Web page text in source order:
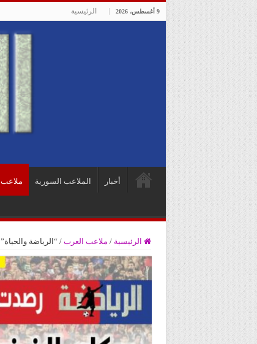
9 أغسطس، 2026 الرئيسية
أخبار الملاعب السورية
الرئيسية / ملاعب العرب / “الرياضة